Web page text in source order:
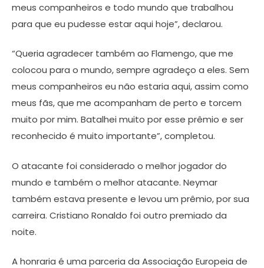
meus companheiros e todo mundo que trabalhou
para que eu pudesse estar aqui hoje”, declarou.
“Queria agradecer também ao Flamengo, que me
colocou para o mundo, sempre agradeço a eles. Sem
meus companheiros eu não estaria aqui, assim como
meus fãs, que me acompanham de perto e torcem
muito por mim. Batalhei muito por esse prêmio e ser
reconhecido é muito importante”, completou.
O atacante foi considerado o melhor jogador do
mundo e também o melhor atacante. Neymar
também estava presente e levou um prêmio, por sua
carreira. Cristiano Ronaldo foi outro premiado da
noite.
A honraria é uma parceria da Associação Europeia de